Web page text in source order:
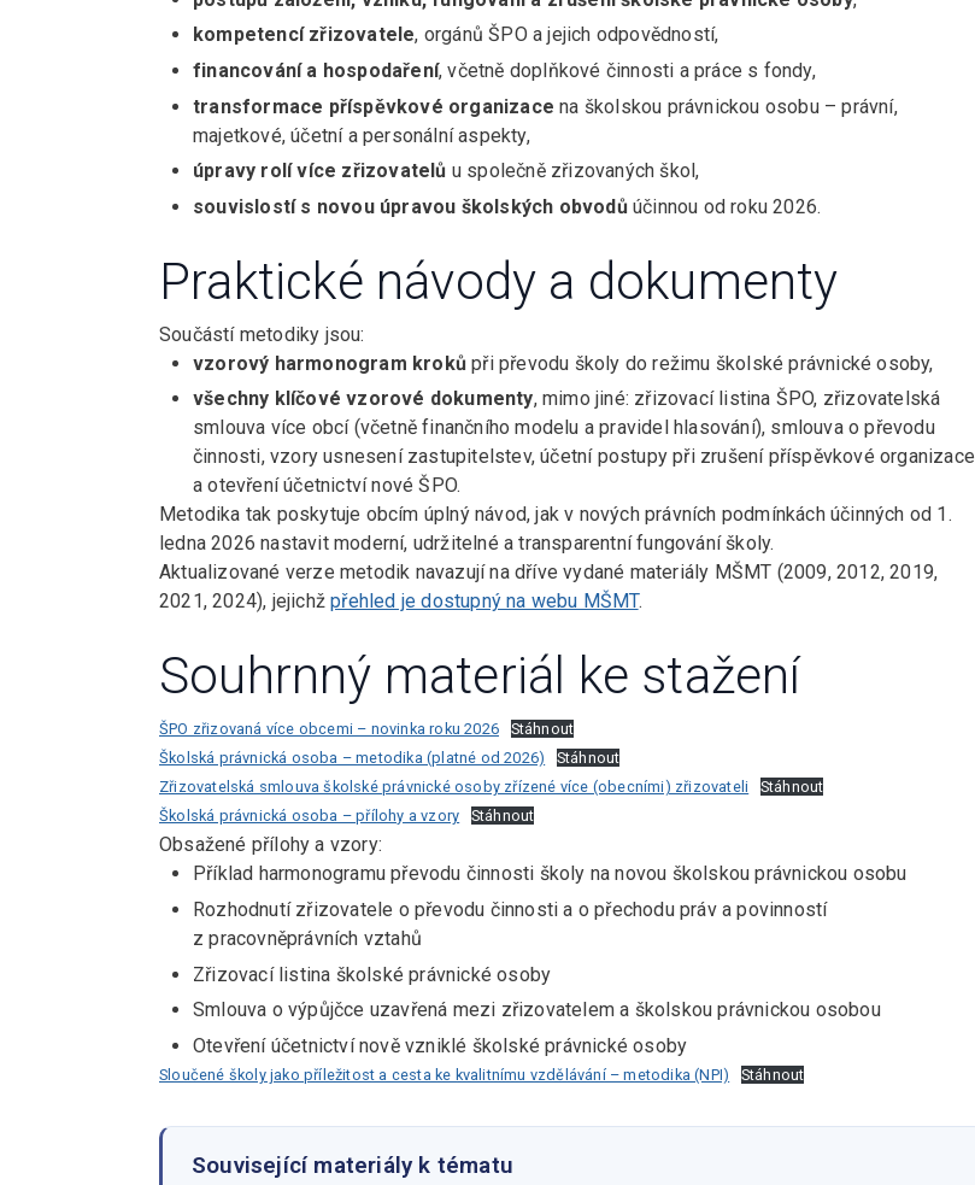
kompetencí zřizovatele, orgánů ŠPO a jejich odpovědností,
financování a hospodaření, včetně doplňkové činnosti a práce s fondy,
transformace příspěvkové organizace na školskou právnickou osobu – právní,
majetkové, účetní a personální aspekty,
úpravy rolí více zřizovatelů u společně zřizovaných škol,
souvislostí s novou úpravou školských obvodůúčinnou od roku 2026.
Praktické návody a dokumenty
Součástí metodiky jsou:
vzorový harmonogram kroků při převodu školy do režimu školské právnické osoby,
všechny klíčové vzorové dokumenty, mimo jiné: zřizovací listina ŠPO, zřizovatelská
smlouva více obcí (včetně finančního modelu a pravidel hlasování), smlouva o převodu
činnosti, vzory usnesení zastupitelstev, účetní postupy při zrušení příspěvkové organizace
a otevření účetnictví nové ŠPO.
Metodika tak poskytuje obcím úplný návod, jak v nových právních podmínkách účinných od 1.
ledna 2026 nastavit moderní, udržitelné a transparentní fungování školy.
Aktualizované verze metodik navazují na dříve vydané materiály MŠMT (2009, 2012, 2019,
2021, 2024), jejichžpřehled je dostupný na webu MŠMT.
Souhrnný materiál ke stažení
ŠPO zřizovaná více obcemi – novinka roku 2026
Stáhnout
Školská právnická osoba – metodika (platné od 2026)
Stáhnout
Zřizovatelská smlouva školské právnické osoby zřízené více (obecními) zřizovateli
Stáhnout
Školská právnická osoba – přílohy a vzory
Stáhnout
Obsažené přílohy a vzory:
Příklad harmonogramu převodu činnosti školy na novou školskou právnickou osobu
Rozhodnutí zřizovatele o převodu činnosti a o přechodu práv a povinností
z pracovněprávních vztahů
Zřizovací listina školské právnické osoby
Smlouva o výpůjčce uzavřená mezi zřizovatelem a školskou právnickou osobou
Otevření účetnictví nově vzniklé školské právnické osoby
Sloučené školy jako příležitost a cesta ke kvalitnímu vzdělávání – metodika (NPI) Stáhnout
Související materiály k tématu